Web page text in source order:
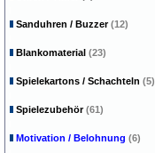
Sanduhren / Buzzer(12)
Blankomaterial (23)
Spielekartons / Schachteln (5)
Spielezubehör(61)
Motivation / Belohnung (6)